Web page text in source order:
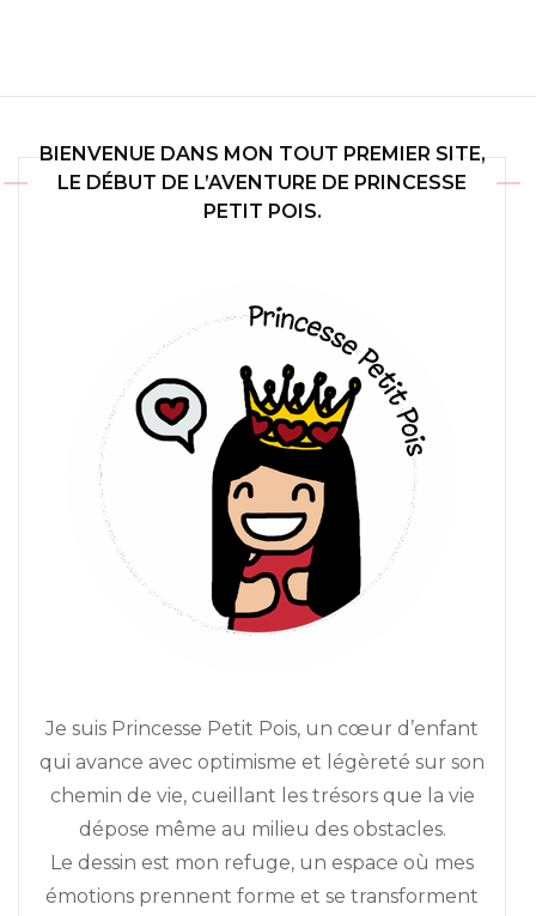
BIENVENUE DANS MON TOUT PREMIER SITE,
LE DÉBUT DE L’AVENTURE DE PRINCESSE
PETIT POIS.
Je suis Princesse Petit Pois, un cœur d’enfant
qui avance avec optimisme et légèreté sur son
chemin de vie, cueillant les trésors que la vie
dépose même au milieu des obstacles.
Le dessin est mon refuge, un espace où mes
émotions prennent forme et se transforment